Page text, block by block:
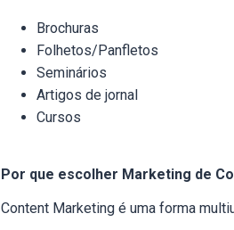
Brochuras
Folhetos/Panfletos
Seminários
Artigos de jornal
Cursos
Por que escolher Marketing de
Content Marketing é uma forma